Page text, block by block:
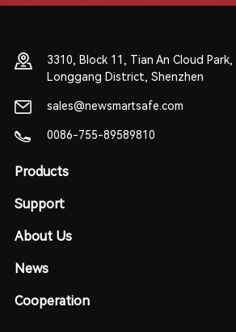
3310, Block 11, Tian An Cloud
Longgang District, Shenzhen
sales@newsmartsafe.com
0086-755-89589810
Products
Support
About Us
News
Cooperation